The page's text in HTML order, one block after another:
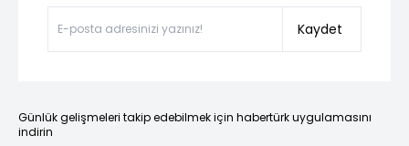
Kaydet
Günlük gelişmeleri takip edebilmek için habertürk uygulamasını
indirin